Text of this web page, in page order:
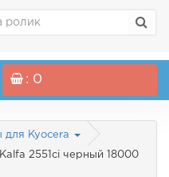
: 0
для Kyocera
2551ci черный 18000